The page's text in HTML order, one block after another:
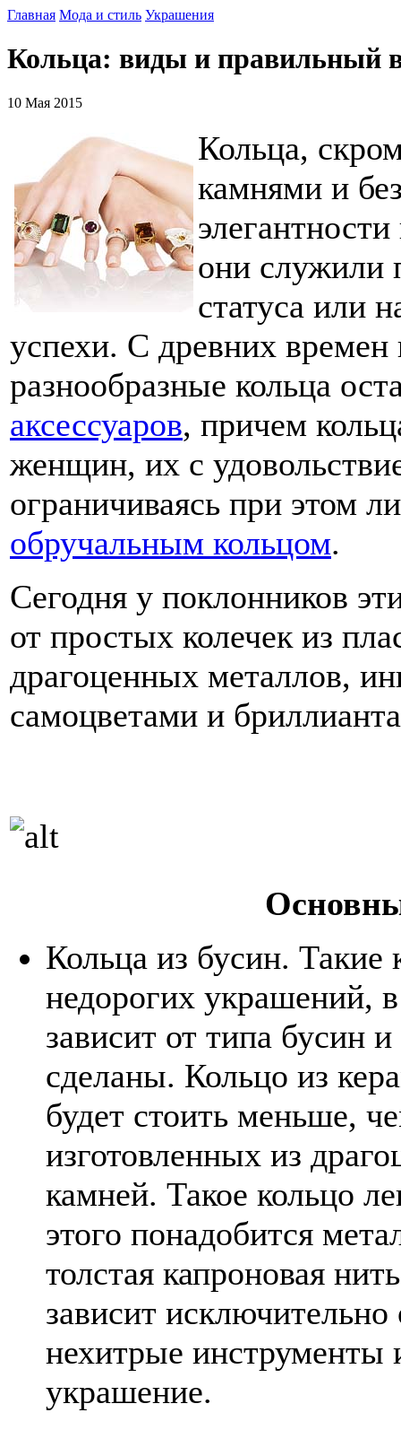
Главная Мода и стиль Украшения
Кольца: виды и правильный
10 Мая 2015
Кольца,
камнями и
они служили
статуса или
успехи. С древних
разнообразные кольца
аксессуаров, причем
женщин, их с
ограничиваясь при этом
обручальным кольцом.
Сегодня у поклонников
от простых колечек из
драгоценных металлов,
самоцветами и
Кольца из бусин. Такие
недорогих украшений,
зависит от типа бусин
сделаны. Кольцо из
будет стоить меньше,
изготовленных из
камней. Такое кольцо
этого понадобится
толстая капроновая
зависит
нехитрые инструменты
украшение.